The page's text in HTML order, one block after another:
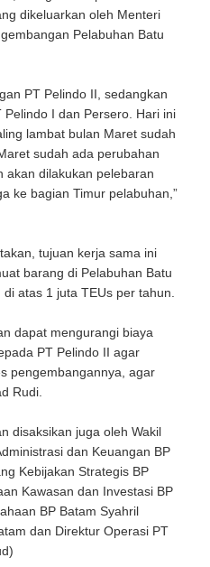
dikeluarkan oleh Menteri
Pelabuhan Batu
PT Pelindo II, sedangkan
I dan Persero. Hari ini
lambat bulan Maret sudah
sudah ada perubahan
akan dilakukan pelebaran
ke bagian Timur pelabuhan,”
tujuan kerja sama ini
barang di Pelabuhan Batu
atas 1 juta TEUs per tahun.
dapat mengurangi biaya
PT Pelindo II agar
pengembangannya, agar
Rudi.
disaksikan juga oleh Wakil
dan Keuangan BP
Kebijakan Strategis BP
Kawasan dan Investasi BP
BP Batam Syahril
dan Direktur Operasi PT